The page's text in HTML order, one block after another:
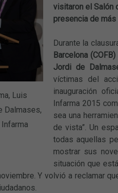
Luis
Dalmases,
visitaron el Salón
presencia de
Durante la
Barcelona
Jordi de
víctimas del
inauguración
Infarma 2015
sea una
de vista”. Un
todas aquellas
mostrar sus
situación que
Y volvió a reclamar